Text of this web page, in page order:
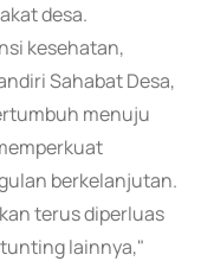
desa.
kesehatan,
Sahabat Desa,
menuju
berkelanjutan.
terus diperluas
lainnya,"